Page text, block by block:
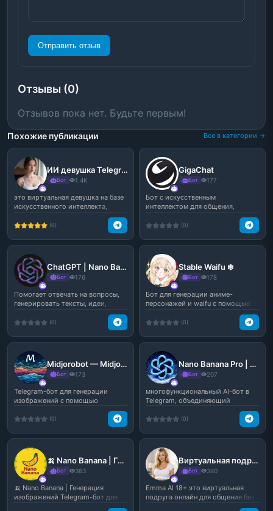
Отправить отзыв
Отзывы (0)
Отзывов пока нет. Будьте первым!
Похожие публикации Все в категории →
ИИ девушка Telegram бот — виртуальная подруга онлайн без регистрации и цензуры
Бот 1.4K
это виртуальная девушка на базе
искусственного интеллекта,
(6)
GigaChat
Бот 177
Бот с искусственным
интеллектом для общения,
прямо ...
(0)
ChatGPT | Nano Banana
Бот 176
Помогает отвечать на вопросы,
генерировать тексты, идеи,
(0)
Stable Waifu ❄️
Бот 178
Бот для генерации аниме-
персонажей и waifu с помощью
(0)
Midjorobot — Midjourney v7
Бот 173
Telegram-бот для генерации
изображений с помощью
нейросети в стиле Midjourne...
(0)
Nano Banana Pro | GPT 5.2 | Sora 2 | Veo 3.1
Бот 207
многофункциональный AI-бот в
Telegram, объединяющий
передовые нейросети для т...
(0)
🍌 Nano Banana | Генерация изображаний
Бот 363
🍌 Nano Banana | Генерация
изображений Telegram-бот для
Виртуальная подруга онлайн 18+ — Emma AI для откровенного общения в Telegram
Бот 340
Emma AI 18+ это виртуальная
подруга онлайн для общения без